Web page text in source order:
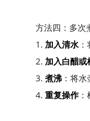
方法四：多次
1. 加入清水：
2. 加入白醋或
3. 煮沸 ：将
4. 重复操作：